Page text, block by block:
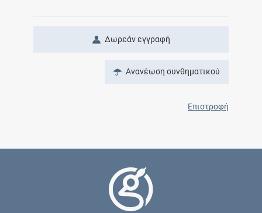
Δωρεάν εγγραφή
Ανανέωση συνθηματικού
Επιστροφή